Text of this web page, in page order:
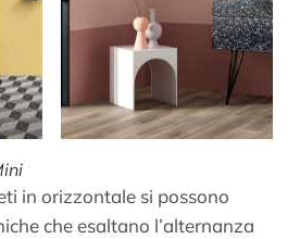
in orizzontale si possono
che esaltano l’alternanza